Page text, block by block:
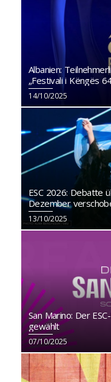
Albanien:
„Festivali i Këngës
14/10/2025
ESC 2026: Debatte
Dezember
13/10/2025
San Marino: Der
gewählt
07/10/2025